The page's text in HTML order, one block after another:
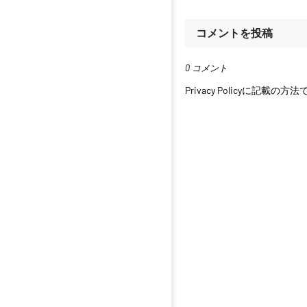
コメントを投稿
0 コメント
Privacy Policyに記載の方法